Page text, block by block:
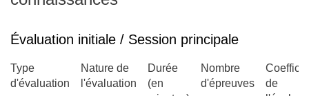
V-3. Caractéristiques de la lumière Laser
V-5. Les diodes LASER
Évaluation initiale / Session principale
Type
d'évaluation
Nature de
l'évaluation
Durée
(en
Nombre
d'épreuves
de